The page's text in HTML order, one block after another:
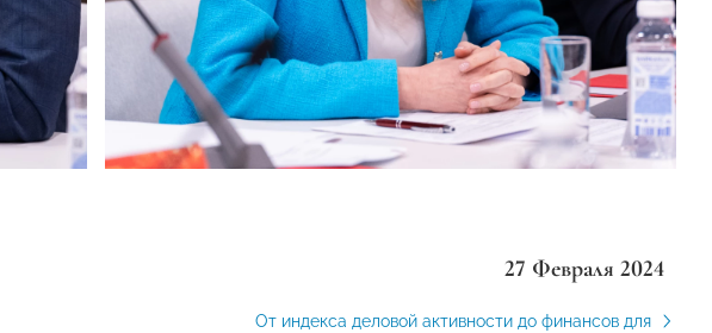
27 Февраля 2024
От индекса деловой активности до финансов для